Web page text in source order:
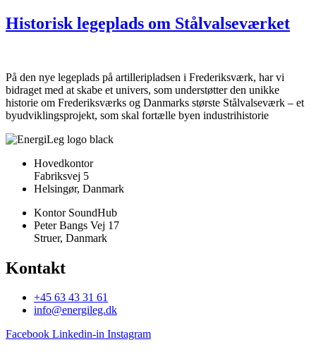
Historisk legeplads om Stålvalseværket
På den nye legeplads på artilleripladsen i Frederiksværk, har vi
bidraget med at skabe et univers, som understøtter den unikke
historie om Frederiksværks og Danmarks største Stålvalseværk – et
byudviklingsprojekt, som skal fortælle byen industrihistorie
Hovedkontor
Fabriksvej 5
Helsingør, Danmark
Kontor SoundHub
Peter Bangs Vej 17
Struer, Danmark
Kontakt
+45 63 43 31 61
info@energileg.dk
Facebook Linkedin-in Instagram